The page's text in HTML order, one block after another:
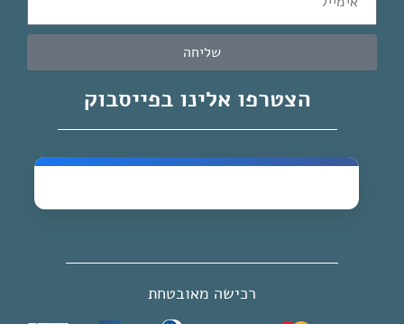
שליחה
הצטרפו אלינו בפייסבוק
רכישה מאובטחת